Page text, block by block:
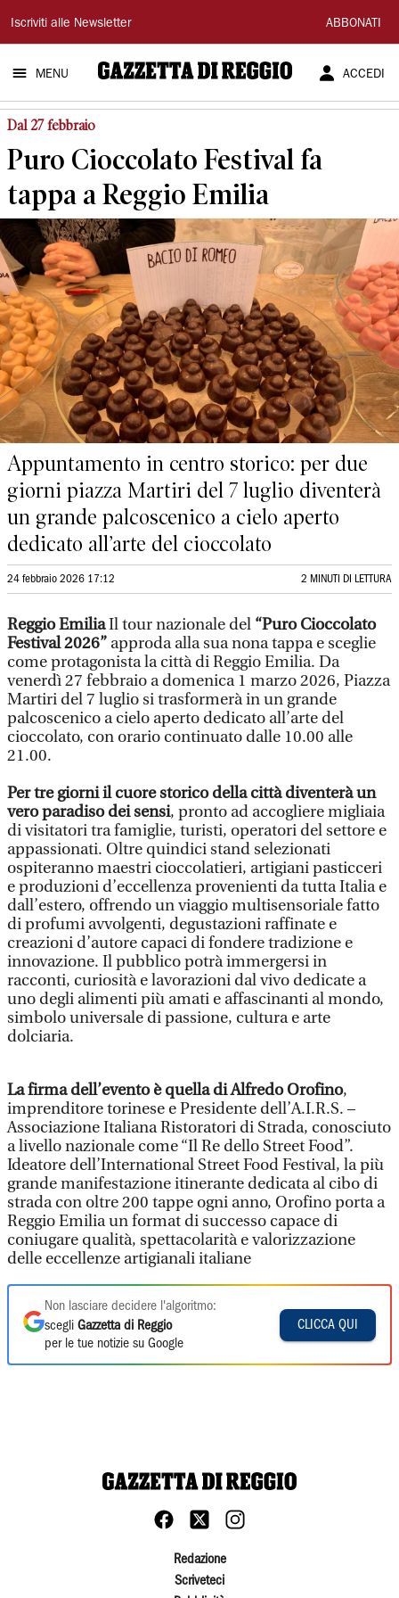
Gazzetta
di
Reggio
Iscriviti alle Newsletter ABBONATI
MENU ACCEDI
Dal 27 febbraio
Puro Cioccolato Festival fa
tappa a Reggio Emilia
Appuntamento in centro storico: per due
giorni piazza Martiri del 7 luglio diventerà
un grande palcoscenico a cielo aperto
dedicato all’arte del cioccolato
24 febbraio 2026 17:12 2 MINUTI DI LETTURA
Reggio EmiliaIl tour nazionale del “Puro Cioccolato
Festival 2026” approda alla sua nona tappa e sceglie
come protagonista la città di Reggio Emilia. Da
venerdì 27 febbraio a domenica 1 marzo 2026, Piazza
Martiri del 7 luglio si trasformerà in un grande
palcoscenico a cielo aperto dedicato all’arte del
cioccolato, con orario continuato dalle 10.00 alle
21.00.
Per tre giorni il cuore storico della città diventerà un
vero paradiso dei sensi, pronto ad accogliere migliaia
di visitatori tra famiglie, turisti, operatori del settore e
appassionati. Oltre quindici stand selezionati
ospiteranno maestri cioccolatieri, artigiani pasticceri
e produzioni d’eccellenza provenienti da tutta Italia e
dall’estero, offrendo un viaggio multisensoriale fatto
di profumi avvolgenti, degustazioni raffinate e
creazioni d’autore capaci di fondere tradizione e
innovazione. Il pubblico potrà immergersi in
racconti, curiosità e lavorazioni dal vivo dedicate a
uno degli alimenti più amati e affascinanti al mondo,
simbolo universale di passione, cultura e arte
dolciaria.
La firma dell’evento è quella di Alfredo Orofino,
imprenditore torinese e Presidente dell’A.I.R.S. –
Associazione Italiana Ristoratori di Strada, conosciuto
a livello nazionale come “Il Re dello Street Food”.
Ideatore dell’International Street Food Festival, la più
grande manifestazione itinerante dedicata al cibo di
strada con oltre 200 tappe ogni anno, Orofino porta a
Reggio Emilia un format di successo capace di
coniugare qualità, spettacolarità e valorizzazione
delle eccellenze artigianali italiane
Non lasciare decidere l'algoritmo:
scegli Gazzetta di Reggio
per le tue notizie su Google
CLICCA QUI
Redazione
Scriveteci